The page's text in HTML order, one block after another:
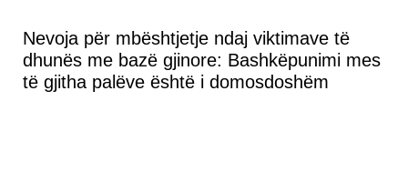
Nevoja për mbështjetje ndaj viktimave të
dhunës me bazë gjinore: Bashkëpunimi mes
të gjitha palëve është i domosdoshëm